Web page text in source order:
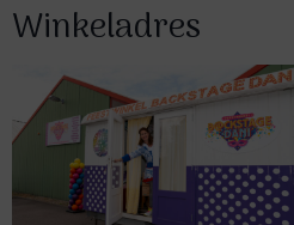
Winkeladres